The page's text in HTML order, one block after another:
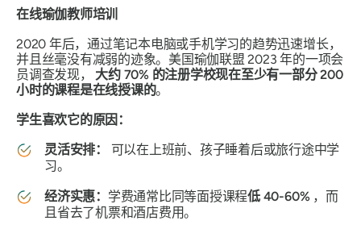
在线瑜伽教师培训
2020 年后，通过笔记本电脑或手机学习的趋势迅速增长，
并且丝毫没有减弱的迹象。美国瑜伽联盟 2023 年的一项会
员调查发现， 大约 70% 的注册学校现在至少有一部分 200
小时的课程是在线授课的。
学生喜欢它的原因：
灵活安排：
可以在上班前、孩子睡着后或旅行途中学
习。
经济实惠： 学费通常比同等面授课程低 40-60% ，而
且省去了机票和酒店费用。